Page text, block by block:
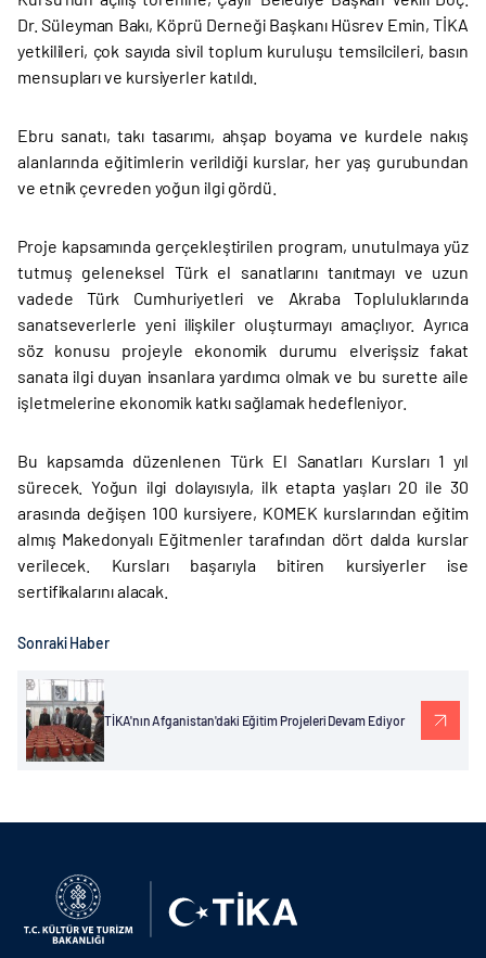
Dr. Süleyman Bakı, Köprü Derneği Başkanı Hüsrev Emin, TİKA
yetkilileri, çok sayıda sivil toplum kuruluşu temsilcileri, basın
mensupları ve kursiyerler katıldı.
Ebru sanatı, takı tasarımı, ahşap boyama ve kurdele nakış
alanlarında eğitimlerin verildiği kurslar, her yaş gurubundan
ve etnik çevreden yoğun ilgi gördü.
Proje kapsamında gerçekleştirilen program, unutulmaya yüz
tutmuş geleneksel Türk el sanatlarını tanıtmayı ve uzun
vadede Türk Cumhuriyetleri ve Akraba Topluluklarında
sanatseverlerle yeni ilişkiler oluşturmayı amaçlıyor. Ayrıca
söz konusu projeyle ekonomik durumu elverişsiz fakat
sanata ilgi duyan insanlara yardımcı olmak ve bu surette aile
işletmelerine ekonomik katkı sağlamak hedefleniyor.
Bu kapsamda düzenlenen Türk El Sanatları Kursları 1 yıl
sürecek. Yoğun ilgi dolayısıyla, ilk etapta yaşları 20 ile 30
arasında değişen 100 kursiyere, KOMEK kurslarından eğitim
almış Makedonyalı Eğitmenler tarafından dört dalda kurslar
verilecek. Kursları başarıyla bitiren kursiyerler ise
sertifikalarını alacak.
Sonraki Haber
TİKA'nın Afganistan'daki Eğitim Projeleri Devam Ediyor